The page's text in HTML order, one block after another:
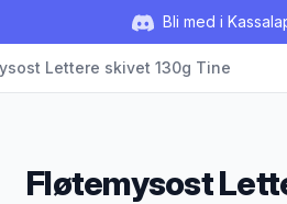
Bli med i
Lettere skivet 130g Tine
Fløtemysost